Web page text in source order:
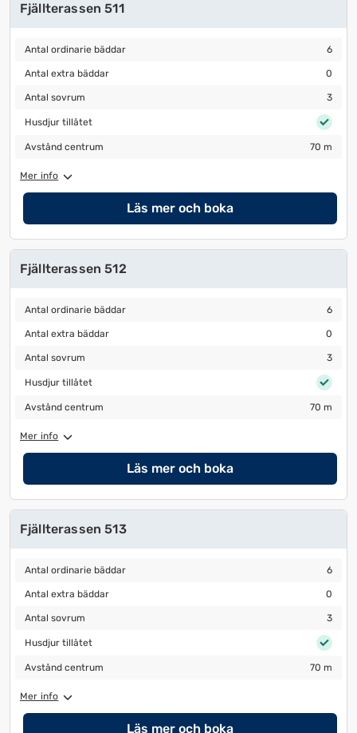
Fjällterassen 511
Antal ordinarie bäddar
Antal ordinarie bäddar 6
Antal extra bäddar
Antal extra bäddar 0
Antal sovrum
Antal sovrum 3
Husdjur tillåtet
Husdjur tillåtet
Avstånd centrum
Avstånd centrum 70 m
Mer info
Läs mer och boka
Fjällterassen 512
Antal ordinarie bäddar
Antal ordinarie bäddar 6
Antal extra bäddar
Antal extra bäddar 0
Antal sovrum
Antal sovrum 3
Husdjur tillåtet
Husdjur tillåtet
Avstånd centrum
Avstånd centrum 70 m
Mer info
Läs mer och boka
Fjällterassen 513
Antal ordinarie bäddar
Antal ordinarie bäddar 6
Antal extra bäddar
Antal extra bäddar 0
Antal sovrum
Antal sovrum 3
Husdjur tillåtet
Husdjur tillåtet
Avstånd centrum
Avstånd centrum 70 m
Mer info
Läs mer och boka